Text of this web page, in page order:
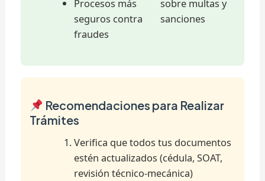
Procesos más
seguros contra
fraudes
sobre multas y
sanciones
Recomendaciones para Realizar
Trámites
Verifica que todos tus documentos
estén actualizados (cédula, SOAT,
revisión técnico-mecánica)